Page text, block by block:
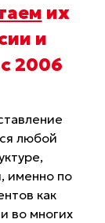
их
и
2006
любой
именно по
как
во многих